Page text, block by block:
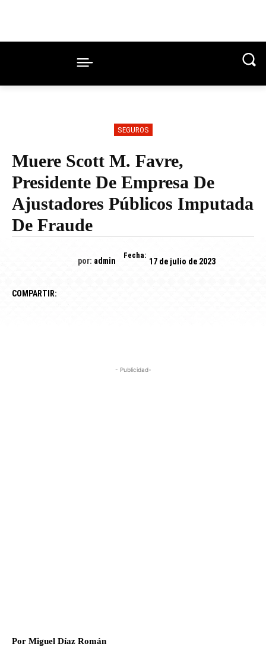
SEGUROS
Muere Scott M. Favre,
Presidente De Empresa De
Ajustadores Públicos Imputada
De Fraude
por: admin
Fecha:
17 de julio de 2023
COMPARTIR:
- Publicidad-
Por Miguel Díaz Román